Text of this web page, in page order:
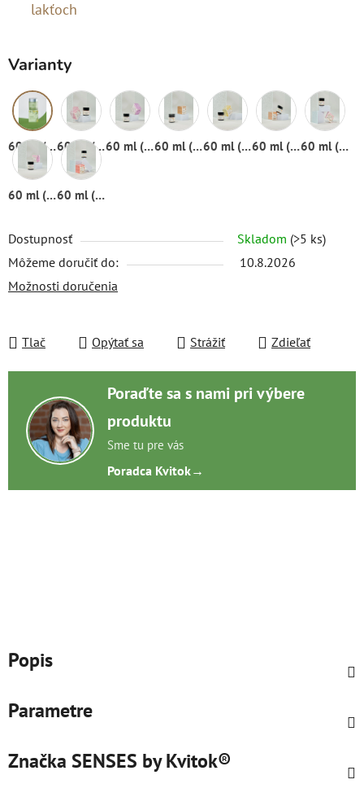
lakťoch
Varianty
60 ml (sklenený téglik) 60 ml (sklenený téglik) 60 ml (sklenený téglik) 60 ml (sklenený téglik) 60 ml (sklenený téglik) 60 ml (sklenený téglik) 60 ml (sklenený téglik)
60 ml (sklenený téglik) 60 ml (sklenený téglik)
Dostupnosť Skladom (>5 ks)
Môžeme doručiť do:
10.8.2026
Možnosti doručenia
Tlač Opýtať sa Strážiť Zdieľať
Poraďte sa s nami pri výbere
produktu
Sme tu pre vás
Poradca Kvitok→
Popis
Parametre
Značka SENSES by Kvitok®